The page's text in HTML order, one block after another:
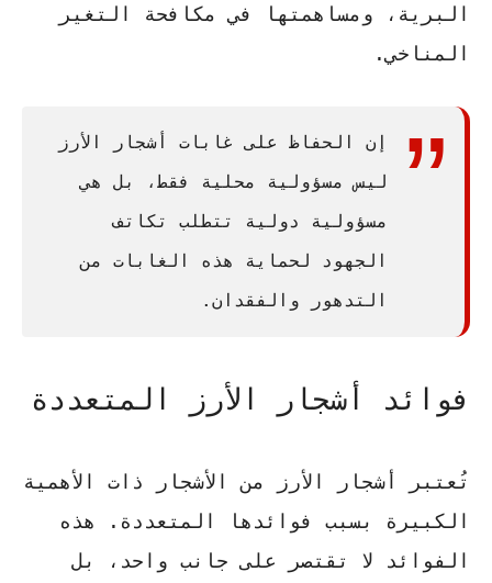
البرية، ومساهمتها في مكافحة التغير
المناخي.
إن الحفاظ على غابات أشجار الأرز
ليس مسؤولية محلية فقط، بل هي
مسؤولية دولية تتطلب تكاتف
الجهود لحماية هذه الغابات من
التدهور والفقدان.
فوائد أشجار الأرز المتعددة
تُعتبر أشجار الأرز من الأشجار ذات الأهمية
الكبيرة بسبب فوائدها المتعددة. هذه
الفوائد لا تقتصر على جانب واحد، بل